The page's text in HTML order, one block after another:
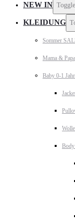
NEW IN Toggle
KLEIDUNG
Sommer
Mama & Papa
Baby 0-1